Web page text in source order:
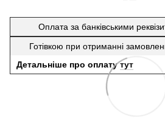
Оплата за банківськими
Готівкою при отриманні
Детальніше про оплатутут